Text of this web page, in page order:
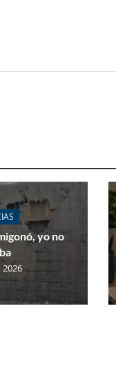
yo no
2026